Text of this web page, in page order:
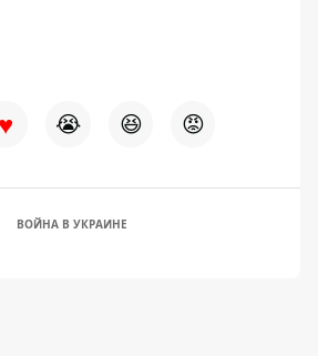
♥ 😭 😆 😡
ВОЙНА В УКРАИНЕ